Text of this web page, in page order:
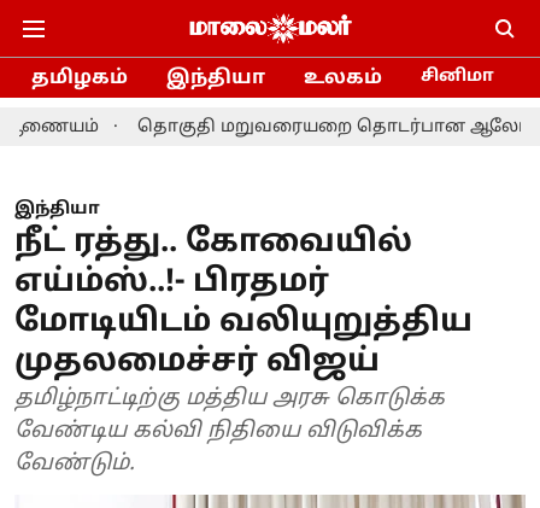
தமிழகம் இந்தியா உலகம் சினிமா
தொகுதி மறுவரையறை தொடர்பான ஆலோசனை:
இந்தியா
நீட் ரத்து.. கோவையில்
எய்ம்ஸ்..!- பிரதமர்
மோடியிடம் வலியுறுத்திய
முதலமைச்சர் விஜய்
தமிழ்நாட்டிற்கு மத்திய அரசு கொடுக்க
வேண்டிய கல்வி நிதியை விடுவிக்க
வேண்டும்.